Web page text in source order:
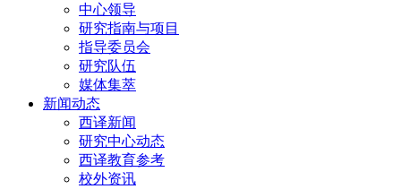
中心领导
研究指南与项目
指导委员会
研究队伍
媒体集萃
新闻动态
西译新闻
研究中心动态
西译教育参考
校外资讯